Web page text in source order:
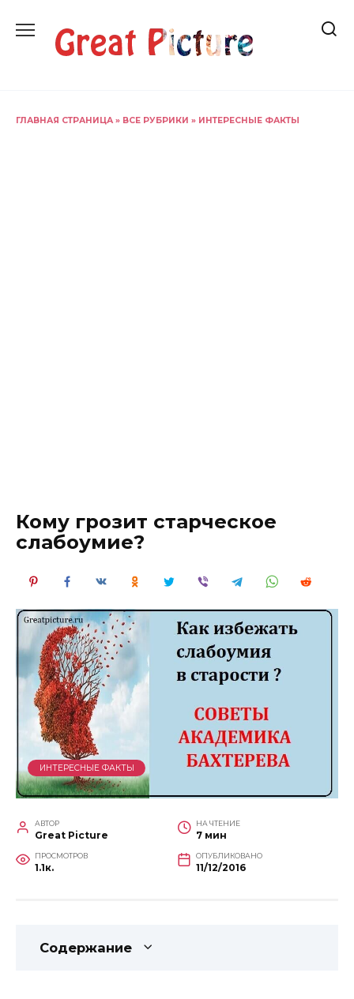
содержанию
ГЛАВНАЯ СТРАНИЦА » ВСЕ РУБРИКИ » ИНТЕРЕСНЫЕ ФАКТЫ
Кому грозит старческое
слабоумие?
ИНТЕРЕСНЫЕ ФАКТЫ
АВТОР
Great Picture
НА ЧТЕНИЕ
7 мин
ПРОСМОТРОВ
1.1к.
ОПУБЛИКОВАНО
11/12/2016
Содержание